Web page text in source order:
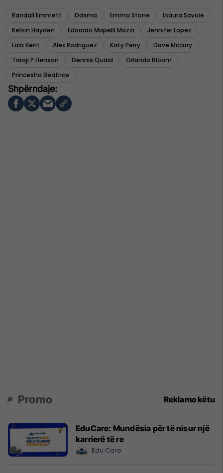
Randall Emmett Dasma Emma Stone
Lkaura Savoie
Kelvin Hayden
Edoardo Mapelli Mozzi
Jennifer Lopez
Lala Kent
Alex Rodriguez Katy Perry
Dave Mccary
Taraji P Henson
Dennis Quaid
Orlando Bloom
Princesha Beatrice
Promo Reklamo këtu
EduCare: Mundësia për të nisur një
karrierë të re
Edu Care